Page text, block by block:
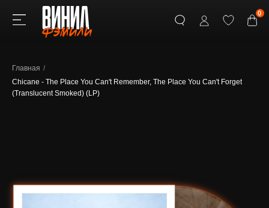
Главная /
Chicane - The Place You Can't Remember, The Place You Can't Forget
(Translucent Smoked) (LP)